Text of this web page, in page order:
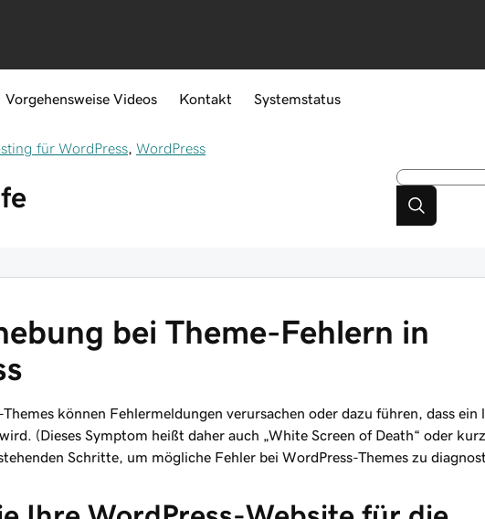
Vorgehensweise Videos Kontakt Systemstatus
für WordPress WordPress
bei Theme-Fehlern in
können Fehlermeldungen verursachen oder dazu führen, dass ein
(Dieses Symptom heißt daher auch „White Screen of Death“ oder kurz
Schritte, um mögliche Fehler bei WordPress-Themes zu